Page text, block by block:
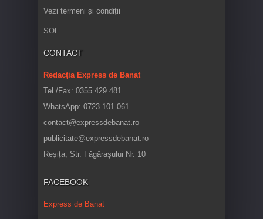
Vezi termeni și condiții
SOL
CONTACT
Redacția Express de Banat
Tel./Fax: 0355.429.481
WhatsApp: 0723.101.061
contact@expressdebanat.ro
publicitate@expressdebanat.ro
Reșița, Str. Făgărașului Nr. 10
FACEBOOK
Express de Banat